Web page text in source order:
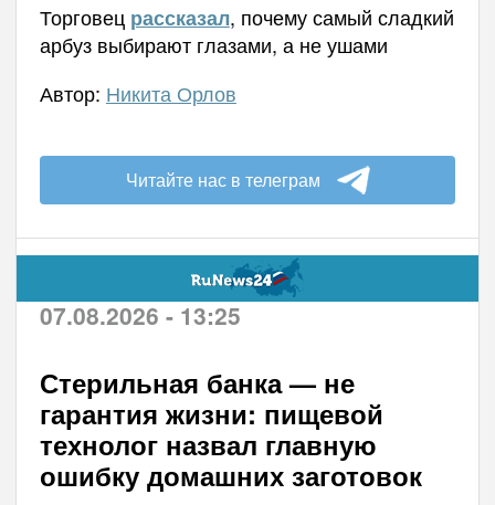
Торговец рассказал, почему самый сладкий
арбуз выбирают глазами, а не ушами
Автор: Никита Орлов
Читайте нас в телеграм
07.08.2026 - 13:25
Стерильная банка — не
гарантия жизни: пищевой
технолог назвал главную
ошибку домашних заготовок